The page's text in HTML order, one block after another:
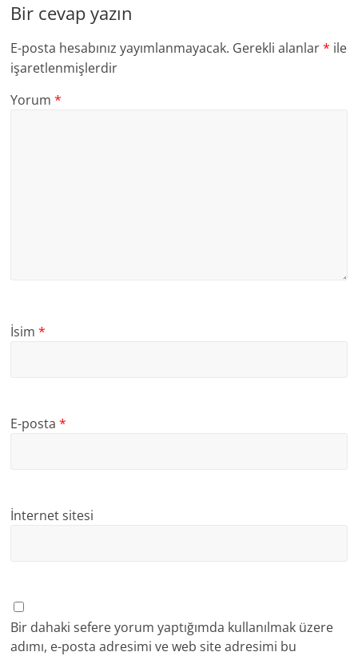
Bir cevap yazın
E-posta hesabınız yayımlanmayacak. Gerekli alanlar* ile
işaretlenmişlerdir
Yorum*
İsim*
E-posta*
İnternet sitesi
Bir dahaki sefere yorum yaptığımda kullanılmak üzere
adımı, e-posta adresimi ve web site adresimi bu